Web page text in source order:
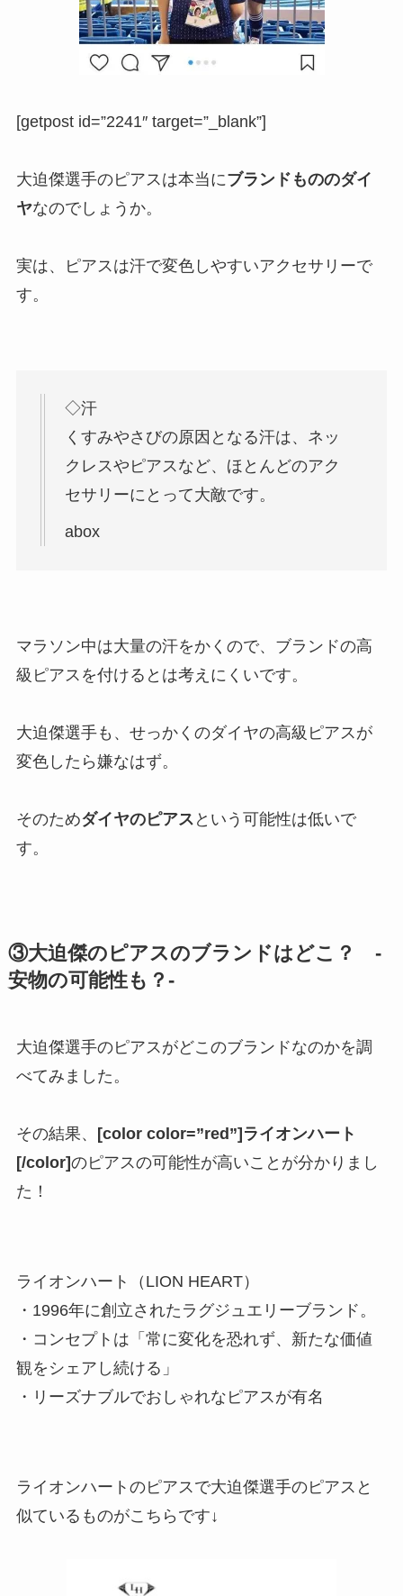
[getpost id=”2241″ target=”_blank”]
大迫傑選手のピアスは本当にブランドもののダイ
ヤなのでしょうか。
実は、ピアスは汗で変色しやすいアクセサリーで
す。
◇汗
くすみやさびの原因となる汗は、ネッ
クレスやピアスなど、ほとんどのアク
セサリーにとって大敵です。
abox
マラソン中は大量の汗をかくので、ブランドの高
級ピアスを付けるとは考えにくいです。
大迫傑選手も、せっかくのダイヤの高級ピアスが
変色したら嫌なはず。
そのためダイヤのピアス という可能性は低いで
す。
③大迫傑のピアスのブランドはどこ？ -
安物の可能性も？-
大迫傑選手のピアスがどこのブランドなのかを調
べてみました。
その結果、
[color color=”red”]ライオンハート
[/color]のピアスの可能性が高いことが分かりまし
た！
ライオンハート（LION HEART）
・1996年に創立されたラグジュエリーブランド。
・コンセプトは「常に変化を恐れず、新たな価値
観をシェアし続ける」
・リーズナブルでおしゃれなピアスが有名
ライオンハートのピアスで大迫傑選手のピアスと
似ているものがこちらです↓